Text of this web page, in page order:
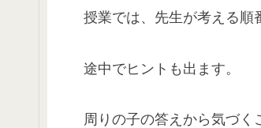
授業では、先生が考える順
途中でヒントも出ます。
周りの子の答えから気づく